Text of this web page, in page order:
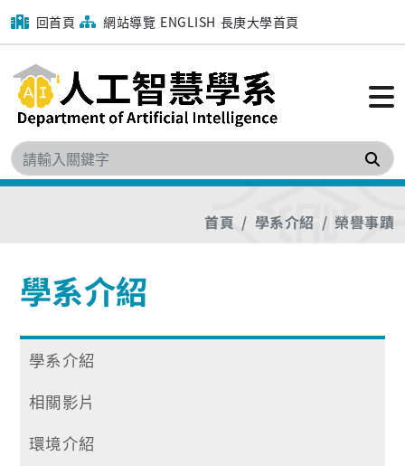
回首頁 網站導覽 ENGLISH 長庚大學首頁
搜
首頁 學系介紹 榮譽事蹟
學系介紹
學系介紹
相關影片
環境介紹